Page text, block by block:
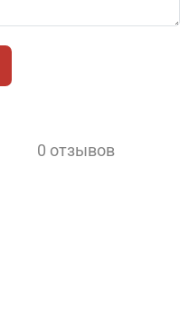
0 отзывов